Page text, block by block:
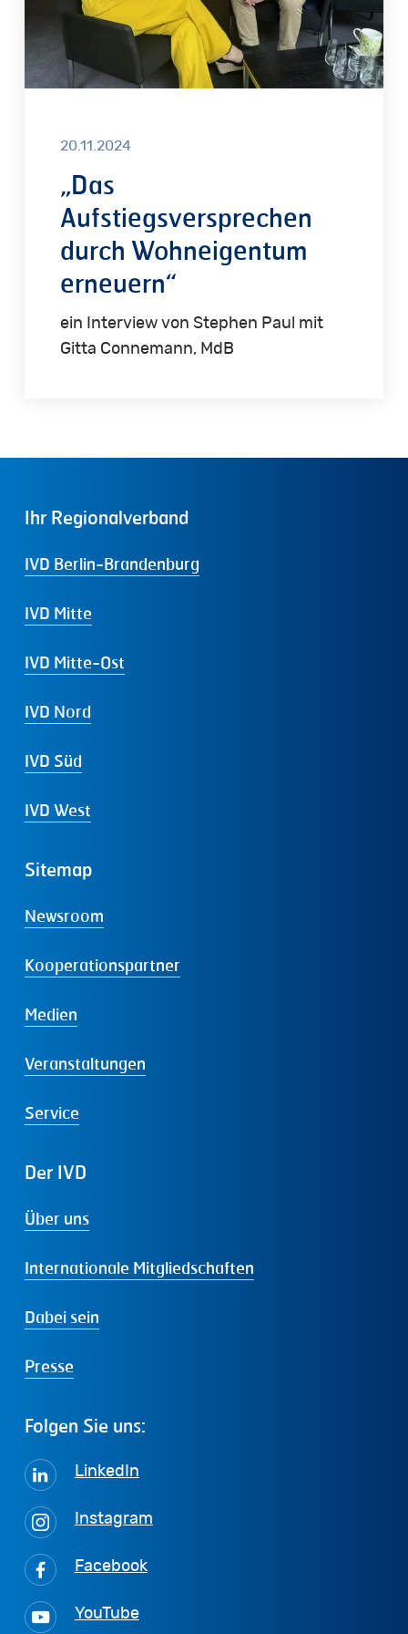
20.11.2024
„Das
Aufstiegsversprechen
durch Wohneigentum
erneuern“
ein Interview von Stephen Paul mit
Gitta Connemann, MdB
Ihr Regionalverband
IVD Berlin-Brandenburg
IVD Mitte
IVD Mitte-Ost
IVD Nord
IVD Süd
IVD West
Sitemap
Newsroom
Kooperationspartner
Medien
Veranstaltungen
Service
Der IVD
Über uns
Internationale Mitgliedschaften
Dabei sein
Presse
Folgen Sie uns:
LinkedIn
Instagram
Facebook
YouTube